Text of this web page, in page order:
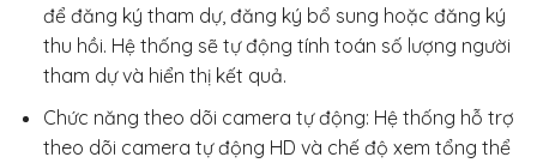
để đăng ký tham dự, đăng ký bổ sung hoặc đăng ký
thu hồi. Hệ thống sẽ tự động tính toán số lượng người
tham dự và hiển thị kết quả.
Chức năng theo dõi camera tự động: Hệ thống hỗ trợ
theo dõi camera tự động HD và chế độ xem tổng thể